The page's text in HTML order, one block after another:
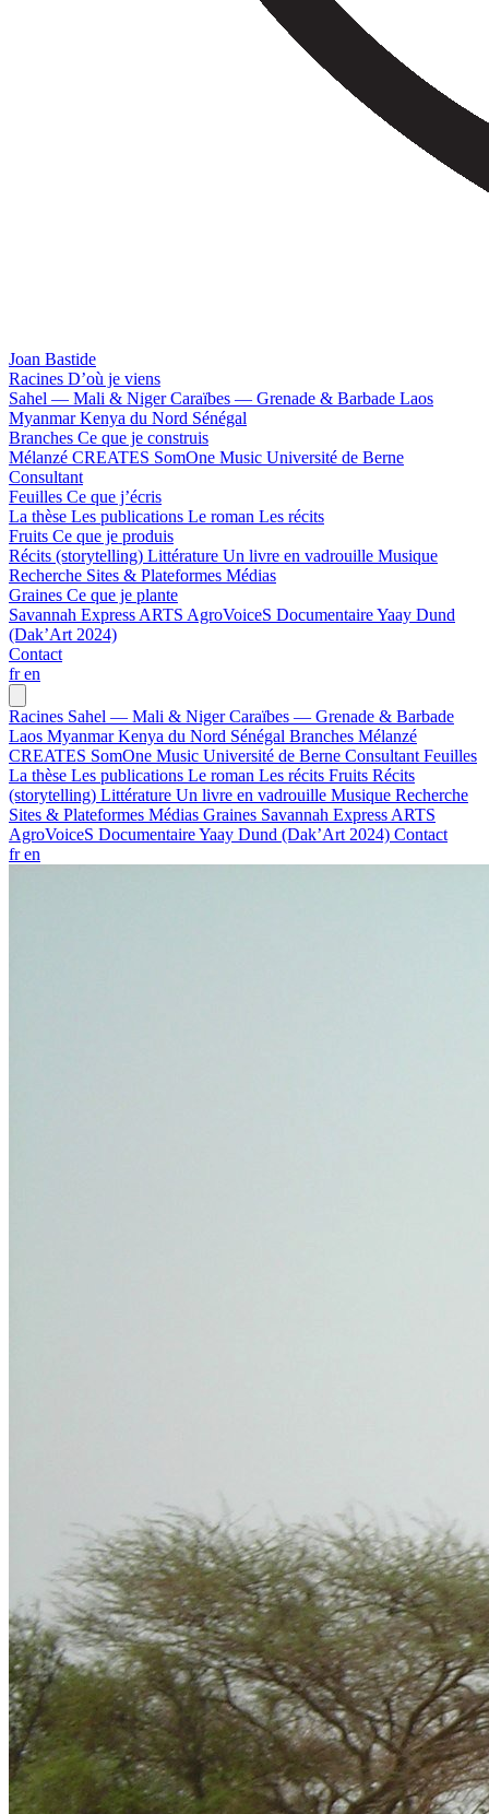
Joan Bastide
Racines D’où je viens
Sahel — Mali & NigerCaraïbes — Grenade & Barbade Laos
MyanmarKenya du Nord Sénégal
Branches Ce que je construis
Mélanzé CREATES SomOne Music Université de Berne
Consultant
Feuilles Ce que j’écris
La thèse Les publications Le roman Les récits
Fruits Ce que je produis
Récits (storytelling) Littérature Un livre en vadrouille Musique
Recherche Sites & Plateformes Médias
Graines Ce que je plante
Savannah Express ARTS AgroVoiceS DocumentaireYaay Dund
(Dak’Art 2024)
Contact
fren
Racines Sahel — Mali & NigerCaraïbes — Grenade & Barbade
Laos MyanmarKenya du Nord Sénégal Branches Mélanzé
CREATES SomOne Music Université de Berne Consultant Feuilles
La thèse Les publications Le roman Les récits Fruits Récits
(storytelling) Littérature Un livre en vadrouille Musique Recherche
Sites & Plateformes Médias Graines Savannah Express ARTS
AgroVoiceS DocumentaireYaay Dund (Dak’Art 2024) Contact
fren